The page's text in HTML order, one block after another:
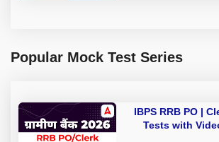
Popular Mock Test Series
IBPS RRB PO |
Tests with